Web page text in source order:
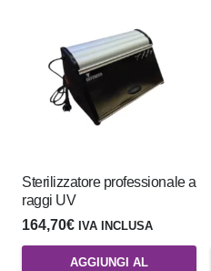
Sterilizzatore professionale a
raggi UV
164,70€ IVA INCLUSA
AGGIUNGI AL